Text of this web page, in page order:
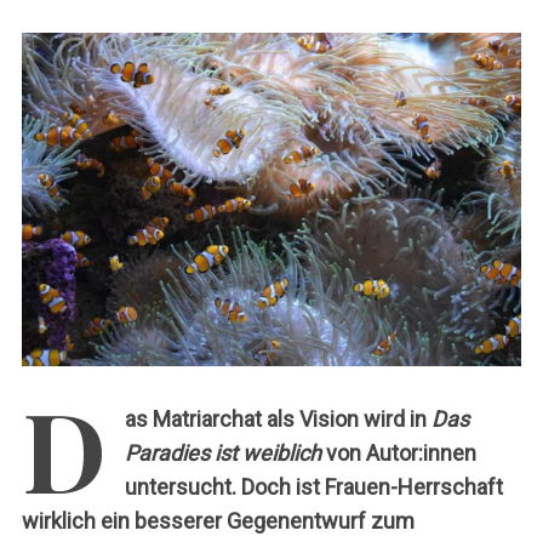
h
:
D as Matriarchat als Vision wird in Das
Paradies ist weiblichvon Autor:innen
untersucht. Doch ist Frauen-Herrschaft
wirklich ein besserer Gegenentwurf zum